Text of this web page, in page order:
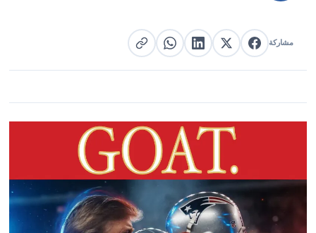
مشاركة مشاركة على فيسبوك
مشاركة على Xمشاركة على لينكد إن
مشاركة على واتساب
نسخ الرابط